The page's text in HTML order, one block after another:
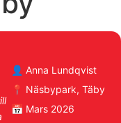
👤 Anna Lundqvist
📍 Näsbypark, Täby
📅 Mars 2026